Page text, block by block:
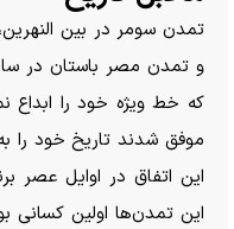
تمدن سومر در بین
و تمدن مصر باستان در
که خط ویژه خود را
موفق شدند تاریخ خود را
این اتفاق در اوایل عصر
این تمدن‌ها اولین کسانی